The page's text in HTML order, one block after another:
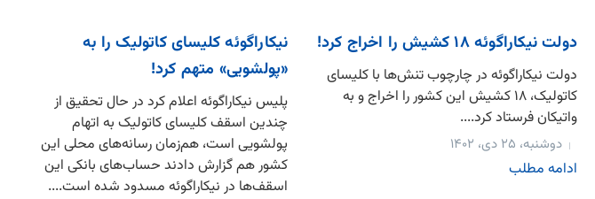
دولت نیکاراگوئه ۱۸ کشیش را اخراج کرد!
دولت نیکاراگوئه در چارچوب تنش‌ها با کلیسای
کاتولیک، ۱۸ کشیش این کشور را اخراج و به
واتیکان فرستاد کرد....
دوشنبه، ۲۵ دی، ۱۴۰۲
ادامه مطلب
نیکاراگوئه کلیسای کاتولیک را به
«پولشویی» متهم کرد!
پلیس نیکاراگوئه اعلام کرد در حال تحقیق از
چندین اسقف کلیسای کاتولیک به اتهام
پولشویی است، هم‌زمان رسانه‌های محلی این
کشور هم گزارش دادند حساب‌های بانکی این
اسقف‌ها در نیکاراگوئه مسدود شده است....